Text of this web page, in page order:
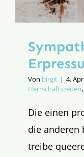
Von birgit | 4.
Herrschaftszeiten,
Die einen
die anderen
treibe